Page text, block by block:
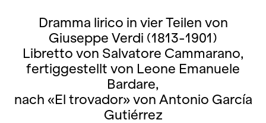
Dramma lirico in vier Teilen von
Giuseppe Verdi (1813-1901)
Libretto von Salvatore Cammarano,
fertiggestellt von Leone Emanuele
Bardare,
nach «El trovador» von Antonio García
Gutiérrez